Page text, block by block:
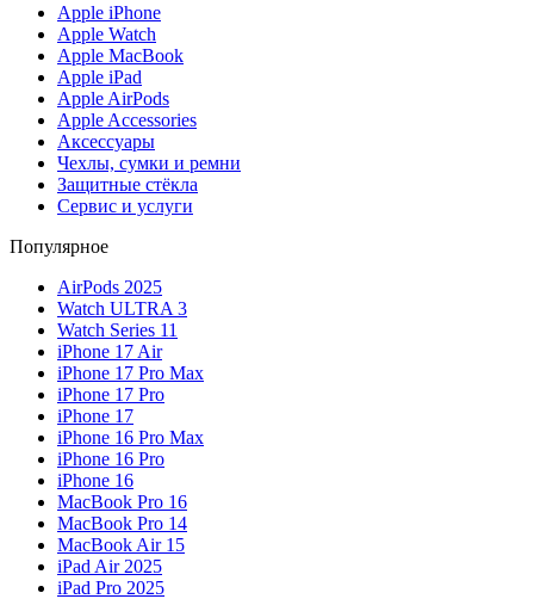
Apple iPhone
Apple Watch
Apple MacBook
Apple iPad
Apple AirPods
Apple Accessories
Аксессуары
Чехлы, сумки и ремни
Защитные стёкла
Сервис и услуги
Популярное
AirPods 2025
Watch ULTRA 3
Watch Series 11
iPhone 17 Air
iPhone 17 Pro Max
iPhone 17 Pro
iPhone 17
iPhone 16 Pro Max
iPhone 16 Pro
iPhone 16
MacBook Pro 16
MacBook Pro 14
MacBook Air 15
iPad Air 2025
iPad Pro 2025